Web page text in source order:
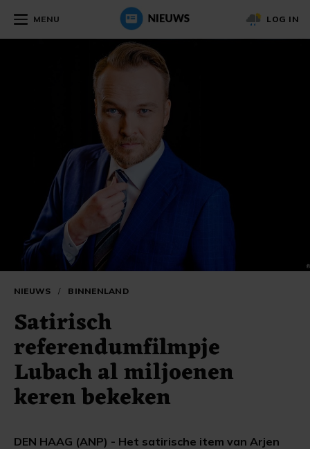
MENU LOG IN
NIEUWS / BINNENLAND
Satirisch
referendumfilmpje
Lubach al miljoenen
keren bekeken
DEN HAAG (ANP) - Het satirische item van Arjen